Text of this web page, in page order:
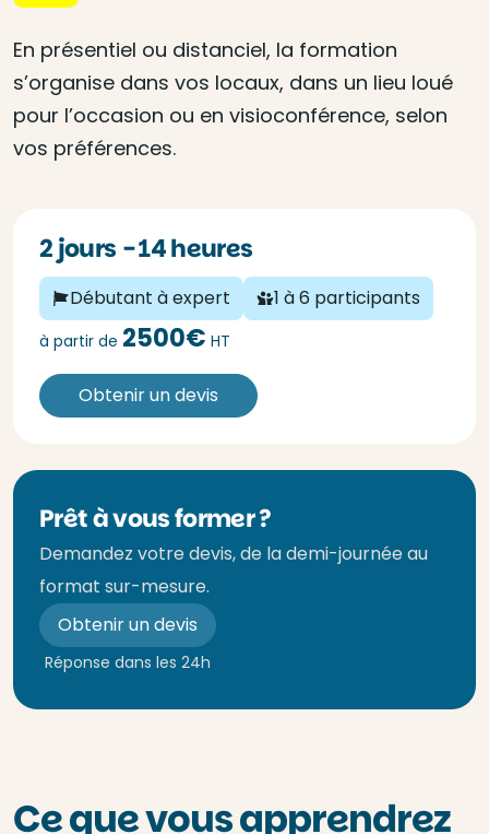
En présentiel ou distanciel, la formation
s’organise dans vos locaux, dans un lieu loué
pour l’occasion ou en visioconférence, selon
vos préférences.
2 jours - 14 heures
Débutant à expert 1 à 6 participants
à partir de 2500€ HT
Obtenir un devis
Prêt à vous former ?
Demandez votre devis, de la demi-journée au
format sur-mesure.
Obtenir un devis
Réponse dans les 24h
Ce que vous apprendrez